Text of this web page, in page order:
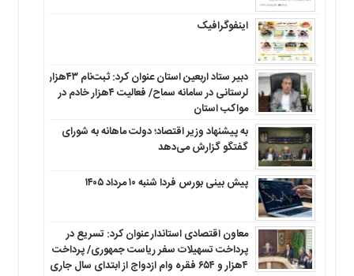
اینفوگرافیک
دبیر ستاد اربعین استان عنوان کرد: ثبت‌نام ۴۳هزار
لرستانی در سامانه سماح/ فعالیت ۴هزار خادم در
مواکب استان
به پیشنهاد وزیر اقتصاد؛ دولت ماهانه به شورای
گفتگو گزارش می‌دهد
پیش بینی بورس فردا شنبه ۱۰ مرداد ۱۴۰۵
معاون اقتصادی استاندار عنوان کرد: تسریع در
پرداخت تسهیلات سفر ریاست جمهوری/ پرداخت
۴هزار و ۶۵۴ فقره وام ازدواج از ابتدای سال جاری